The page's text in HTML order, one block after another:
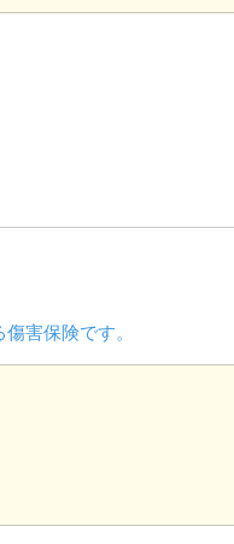
害保険です。